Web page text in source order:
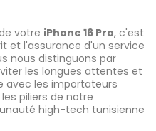
votre iPhone 16 Pro, c'est
et l'assurance d'un service
nous distinguons par
les longues attentes et
avec les importateurs
piliers de notre
high-tech tunisienne